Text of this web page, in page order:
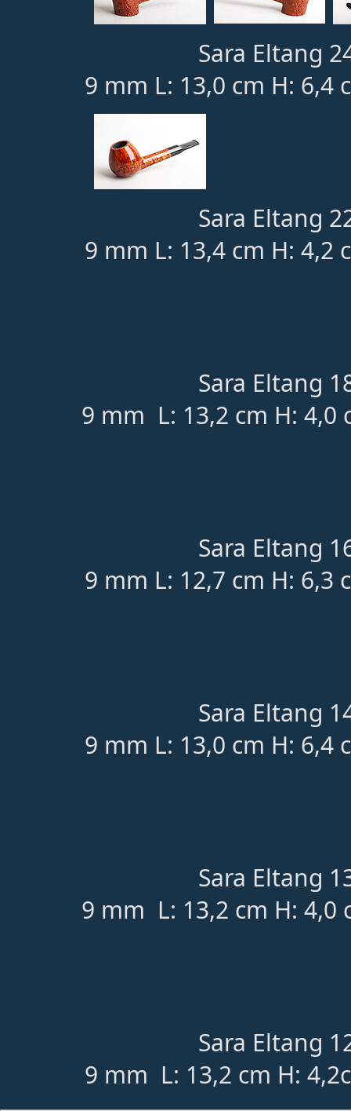
Sara Eltang
9 mm L: 13,0 cm H: 6,4
Sara Eltang
9 mm L: 13,4 cm H: 4,2
Sara Eltang
9 mm L: 13,2 cm H: 4,0
Sara Eltang
9 mm L: 12,7 cm H: 6,3
Sara Eltang
9 mm L: 13,0 cm H: 6,4
Sara Eltang
9 mm L: 13,2 cm H: 4,0
Sara Eltang
9 mm L: 13,2 cm H: